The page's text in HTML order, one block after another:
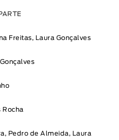
Freitas, Laura Gonçalves
Rocha
Pedro de Almeida, Laura